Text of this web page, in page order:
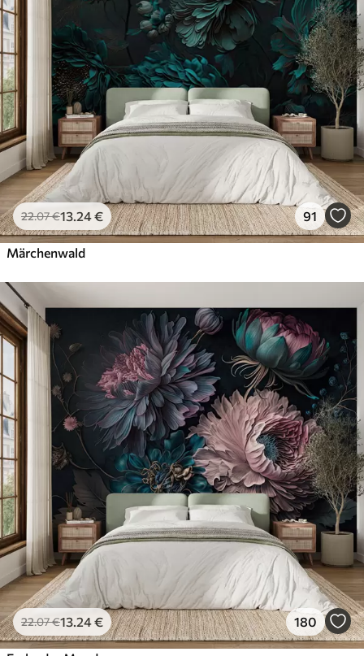
Premium
.67 34.00 €/m²
Premium-Vinyl
.0039.00€
Peel and Stick
81.6749.00 €/m²
22.07€13 .24€ 91
Märchenwald
22.07€13 .24€ 180